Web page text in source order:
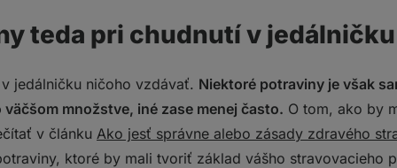
teda pri chudnutí v
jedálničku ničoho vzdávať. Niektoré potraviny je však
množstve, iné zase menej často. O tom, ako by
v článku Ako jesť správne alebo zásady zdravého
ktoré by mali tvoriť základ vášho stravovacieho